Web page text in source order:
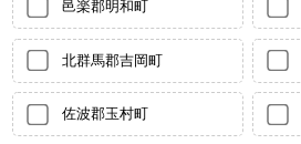
邑楽郡明和町
北群馬郡吉岡町
佐波郡玉村町